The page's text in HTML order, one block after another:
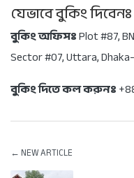
যেভাবে বুকিং দিবেনঃ
বুকিং অফিসঃPlot #87,
Sector #07, Uttara,
বুকিং দিতে কল করুনঃ
← NEW ARTICLE